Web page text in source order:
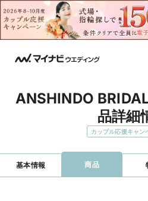
ANSHINDO
品詳細
カップル応援キャン
基本情報 商品